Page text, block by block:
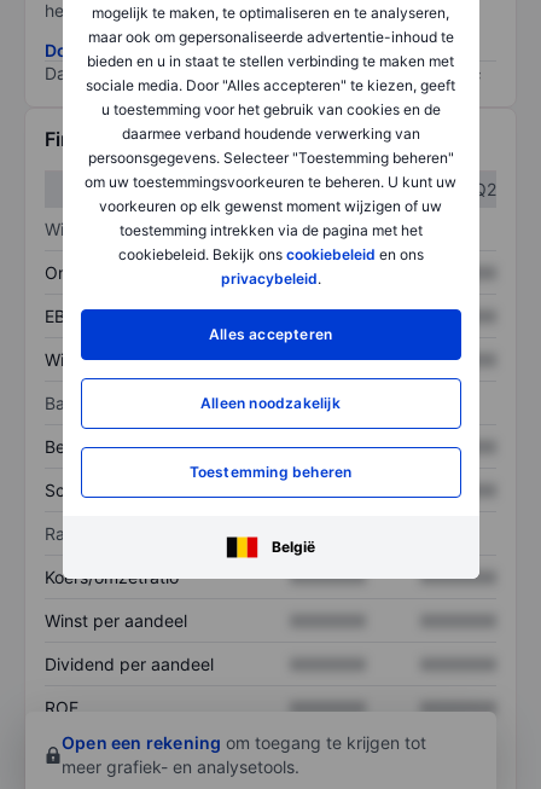
mogelijk te maken, te optimaliseren en te analyseren,
maar ook om gepersonaliseerde advertentie-inhoud te
bieden en u in staat te stellen verbinding te maken met
sociale media. Door "Alles accepteren" te kiezen, geeft
u toestemming voor het gebruik van cookies en de
daarmee verband houdende verwerking van
persoonsgegevens. Selecteer "Toestemming beheren"
om uw toestemmingsvoorkeuren te beheren. U kunt uw
voorkeuren op elk gewenst moment wijzigen of uw
toestemming intrekken via de pagina met het
cookiebeleid. Bekijk ons cookiebeleid en ons
privacybeleid.
Alles accepteren
Alleen noodzakelijk
Toestemming beheren
België
het grootste risico).
Download de ESG-risicomethodologie
Data provided by
/
Financiële gegevens
Q1
Q2
Winst/verlies
Omzet XXXXXXX
EBITDA XXXXXXX XXXXXXX
Winst XXXXXXX XXXXXXX
Balans
Bezittingen XXXXXXX XXXXXXX
Schulden XXXXXXX
Ratio's
Koers/omzetratio XXXXXXX XXXXXXX
Winst per aandeel
Dividend per aandeel
ROE XXXXXXX
XXXXXXX
Open een rekening om toegang te krijgen tot
meer grafiek- en analysetools.